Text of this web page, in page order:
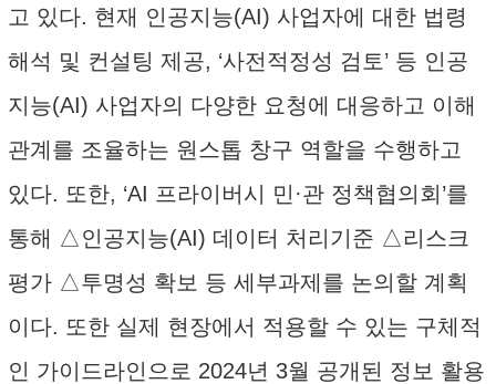
고 있다. 현재 인공지능(AI) 사업자에 대한 법령
해석 및 컨설팅 제공, ‘사전적정성 검토’ 등 인공
지능(AI) 사업자의 다양한 요청에 대응하고 이해
관계를 조율하는 원스톱 창구 역할을 수행하고
있다. 또한, ‘AI 프라이버시 민·관 정책협의회’를
통해 △인공지능(AI) 데이터 처리기준 △리스크
평가 △투명성 확보 등 세부과제를 논의할 계획
이다. 또한 실제 현장에서 적용할 수 있는 구체적
인 가이드라인으로 2024년 3월 공개된 정보 활용